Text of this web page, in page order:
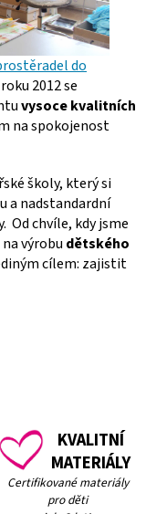
do
2012 se
vysoce kvalitních
na spokojenost
školy, který si
a nadstandardní
Od chvíle, kdy jsme
výrobu dětského
cílem: zajistit
KVALITNÍ
MATERIÁLY
Certifikované materiály
pro děti